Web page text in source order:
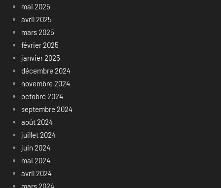
mai 2025
avril 2025
mars 2025
février 2025
janvier 2025
décembre 2024
novembre 2024
octobre 2024
septembre 2024
août 2024
juillet 2024
juin 2024
mai 2024
avril 2024
mars 2024